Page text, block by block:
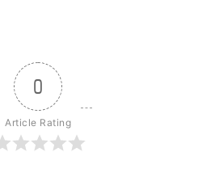
0
Article Rating